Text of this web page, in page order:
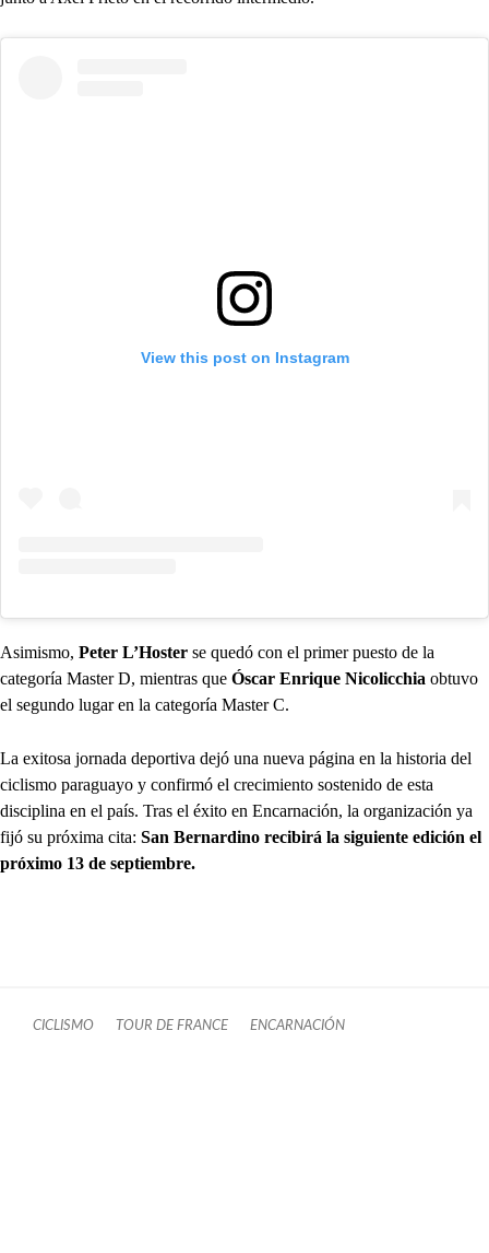
View this post on Instagram
Asimismo, Peter L’Hoster se quedó con el primer puesto de la
categoría Master D, mientras que Óscar Enrique Nicolicchia obtuvo
el segundo lugar en la categoría Master C.
La exitosa jornada deportiva dejó una nueva página en la historia del
ciclismo paraguayo y confirmó el crecimiento sostenido de esta
disciplina en el país. Tras el éxito en Encarnación, la organización ya
fijó su próxima cita: San Bernardino recibirá la siguiente edición el
próximo 13 de septiembre.
CICLISMO TOUR DE FRANCE ENCARNACIÓN